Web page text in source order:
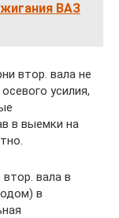
ВАЗ
втор. вала не
усилия,
в выемки на
вала в
в